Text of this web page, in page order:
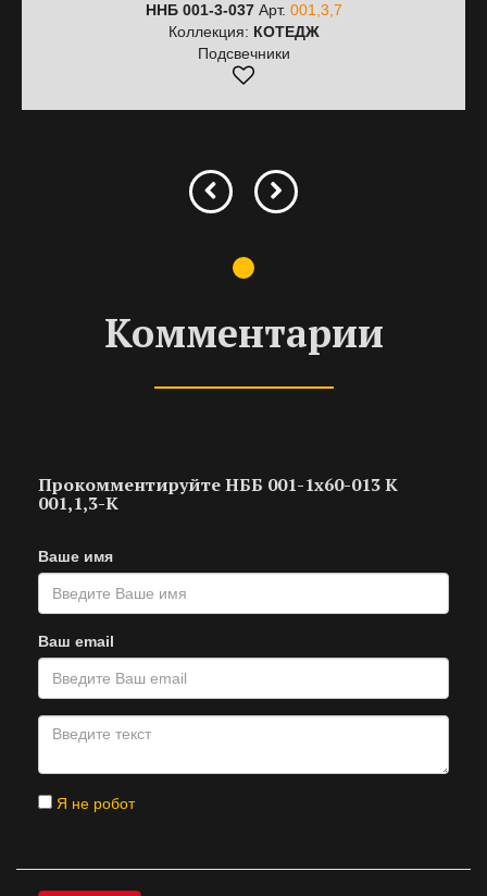
ННБ 001-3-037Арт. 001,3,7
Коллекция: КОТЕДЖ
Подсвечники
Комментарии
Прокомментируйте НББ 001-1х60-013 К
001,1,3-К
Ваше имя
Ваш email
Я не робот